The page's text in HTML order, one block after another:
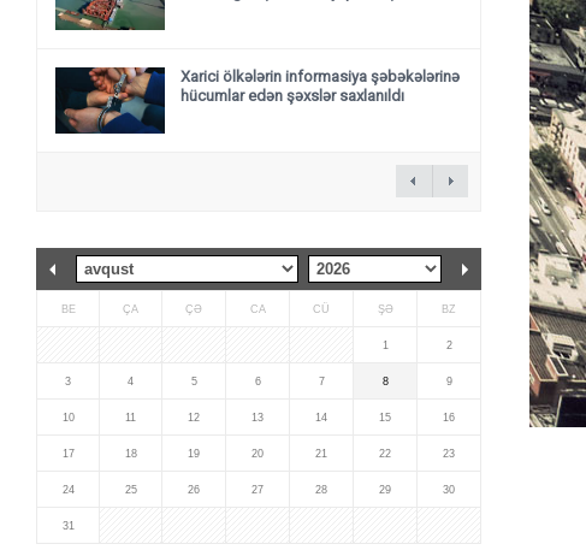
Xarici ölkələrin informasiya şəbəkələrinə
hücumlar edən şəxslər saxlanıldı
BE ÇA ÇƏ CA CÜ ŞƏ BZ
1 2
3 4 5 6 7 8 9
10 11 12 13 14 15 16
17 18 19 20 21 22 23
24 25 26 27 28 29 30
31